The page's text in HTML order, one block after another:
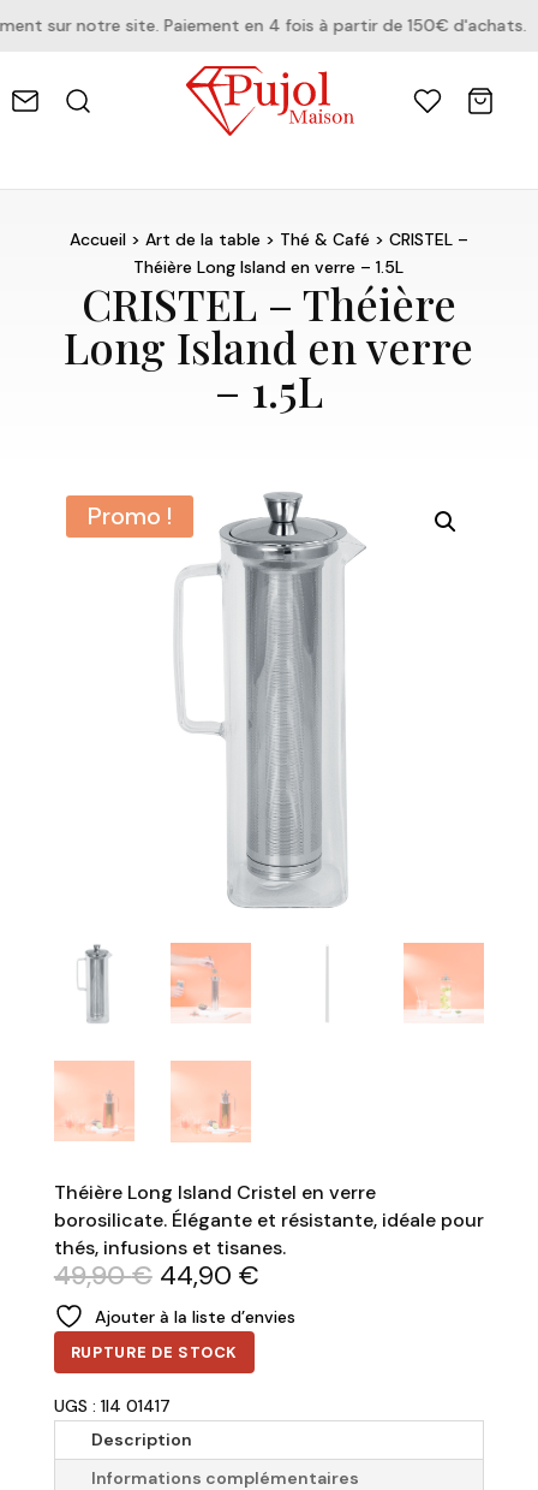
sur notre site. Paiement en 4 fois à partir de 150€ d'achats.
Accueil> Art de la table> Thé & Café> CRISTEL –
Théière Long Island en verre – 1.5L
CRISTEL – Théière
Long Island en verre
– 1.5L
Promo !
Théière Long Island Cristel en verre
borosilicate. Élégante et résistante, idéale pour
thés, infusions et tisanes.
49,90€ Le
prix
initial
était :
49,90 €.
44,90 €Le
prix
actuel
Ajouter à la liste d’envies
RUPTURE DE STOCK
UGS : 1I4 01417
Description
Informations complémentaires